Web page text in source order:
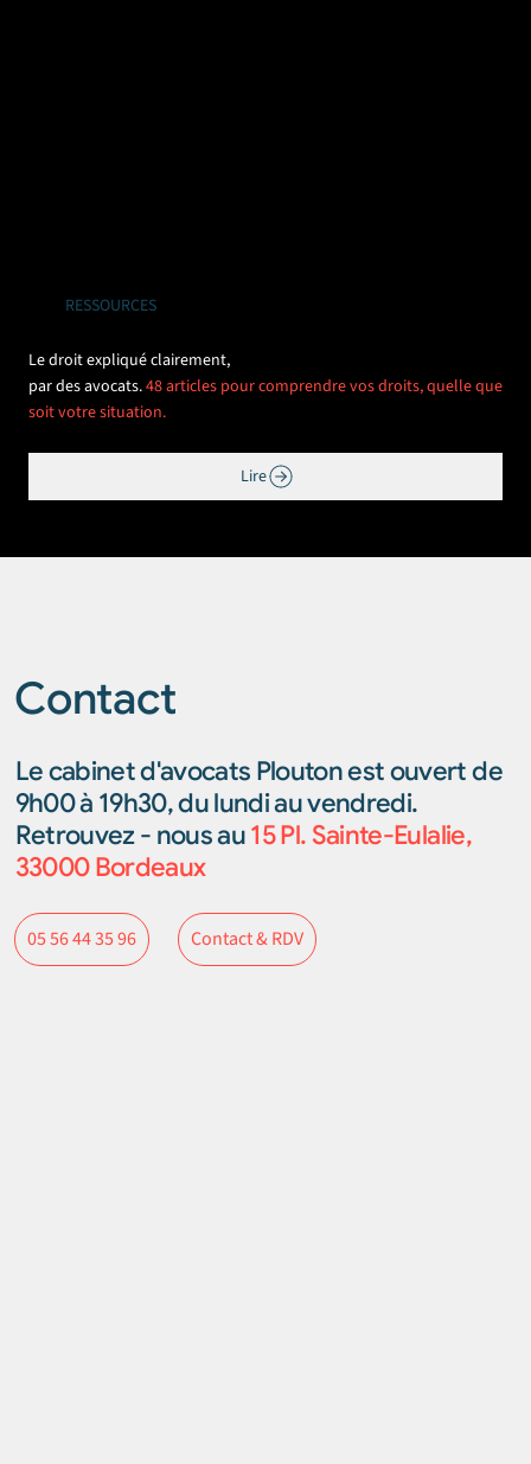
RESSOURCES
Le droit expliqué clairement,
par des avocats.48 articles pour comprendre vos droits, quelle que
soit votre situation.
Lire
Contact & RDV
Le cabinet d'avocats Plouton est ouvert de
9h00 à 19h30, du lundi au vendredi.
Retrouvez - nous au15 Pl. Sainte-Eulalie,
33000 Bordeaux
Contact